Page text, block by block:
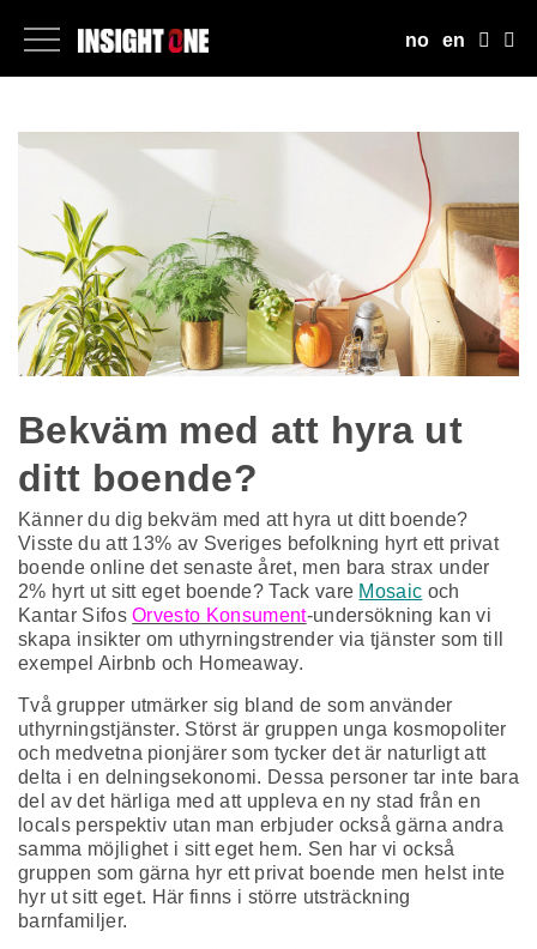
Bekväm med att hyra ut
ditt boende?
Känner du dig bekväm med att hyra ut ditt boende?
Visste du att 13% av Sveriges befolkning hyrt ett privat
boende online det senaste året, men bara strax under
2% hyrt ut sitt eget boende? Tack vare Mosaic och
Kantar SifosOrvesto Konsument-undersökning kan vi
skapa insikter om uthyrningstrender via tjänster som till
exempel Airbnb och Homeaway.
Två grupper utmärker sig bland de som använder
uthyrningstjänster. Störst är gruppen unga kosmopoliter
och medvetna pionjärer som tycker det är naturligt att
delta i en delningsekonomi. Dessa personer tar inte bara
del av det härliga med att uppleva en ny stad från en
locals perspektiv utan man erbjuder också gärna andra
samma möjlighet i sitt eget hem. Sen har vi också
gruppen som gärna hyr ett privat boende men helst inte
hyr ut sitt eget. Här finns i större utsträckning
barnfamiljer.
no en